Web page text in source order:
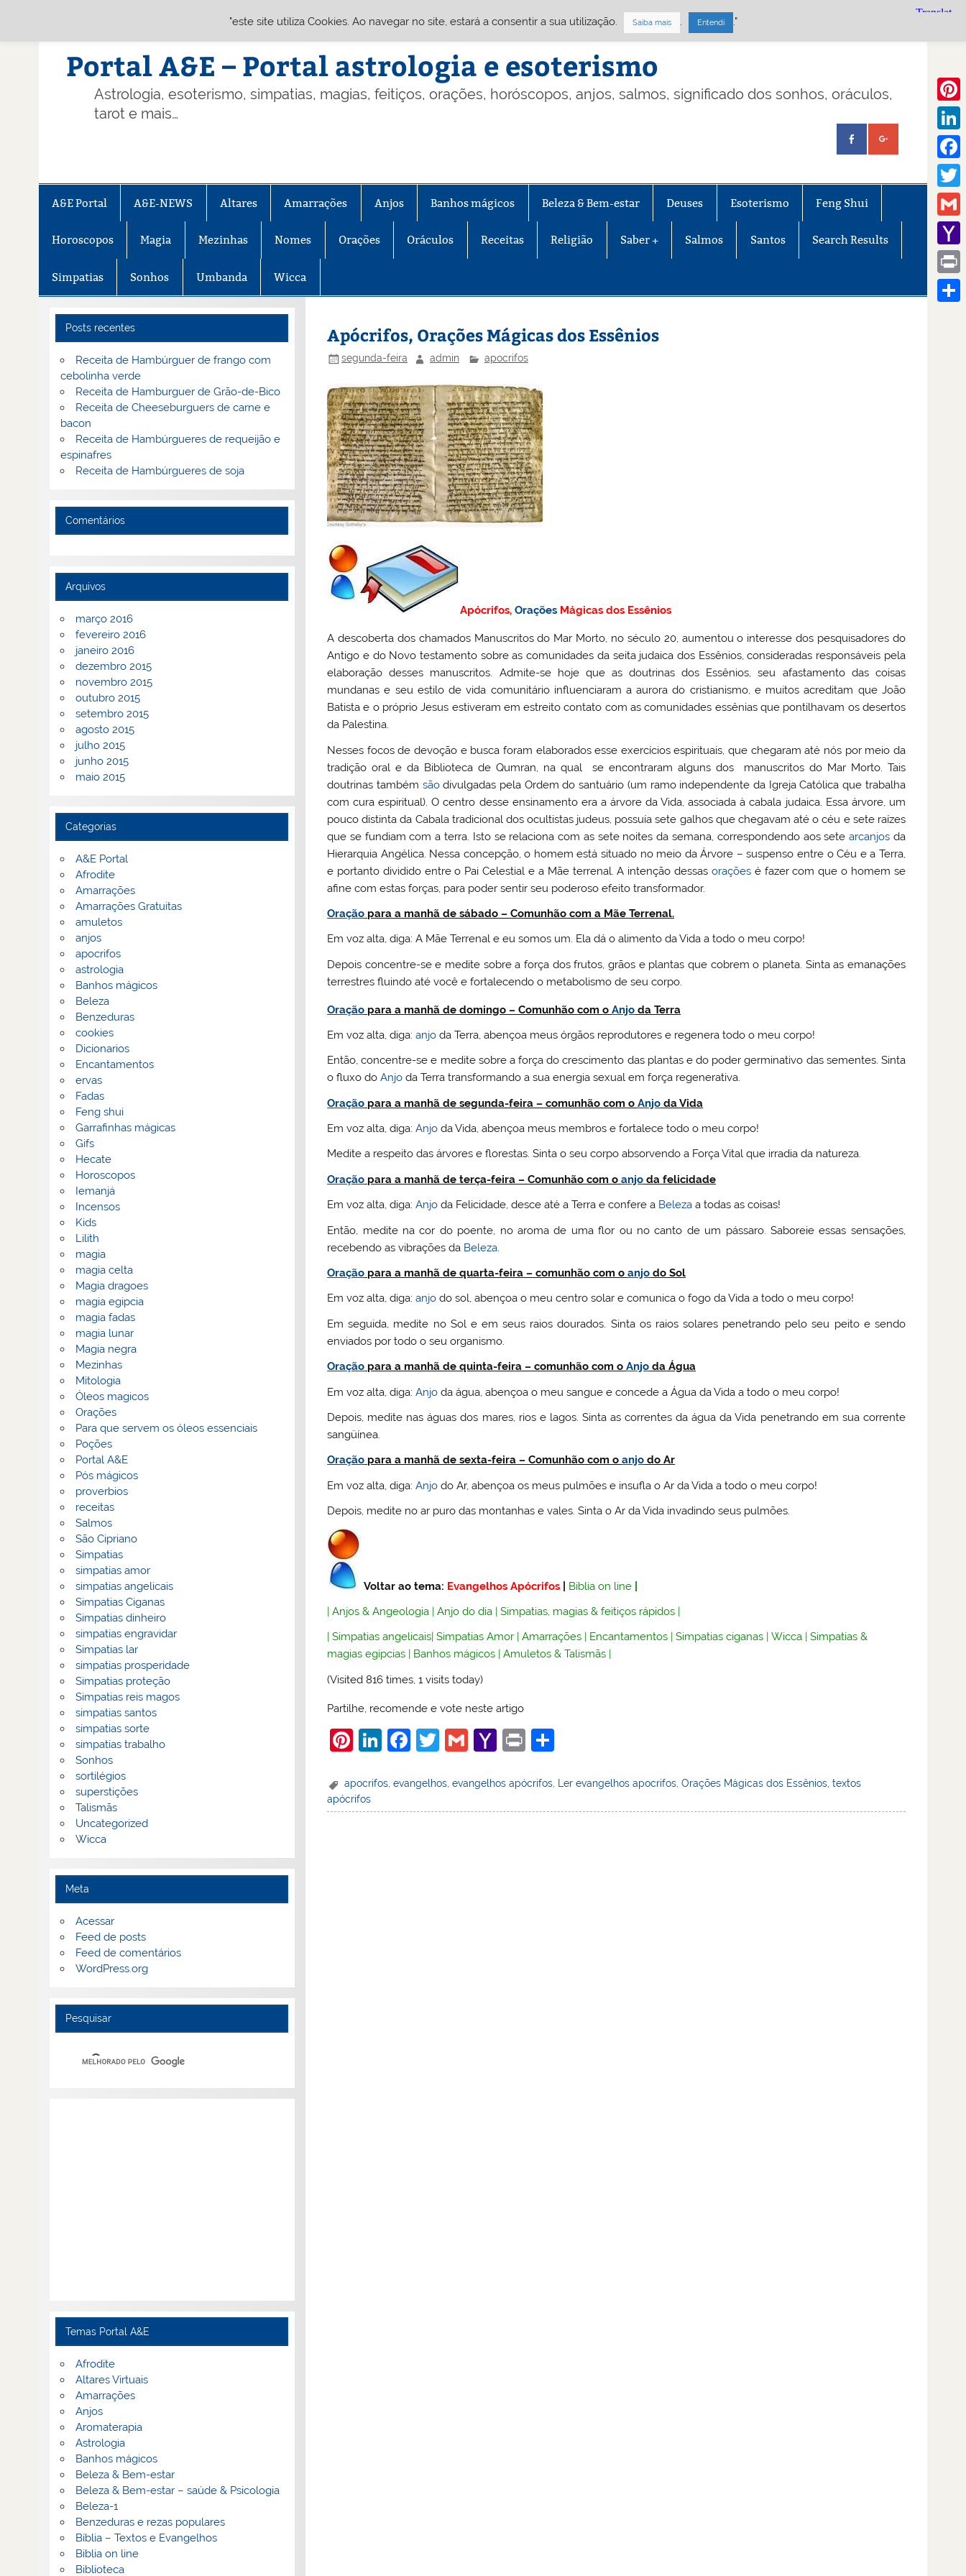
Portal A&E – Portal astrologia e esoterismo
Astrologia, esoterismo, simpatias, magias, feitiços, orações, horóscopos, anjos, salmos, significado dos sonhos, oráculos,
tarot e mais…
A&E Portal A&E-NEWS Altares Amarrações Anjos Banhos mágicos Beleza & Bem-estar Deuses Esoterismo Feng Shui
Horoscopos Magia Mezinhas Nomes Orações Oráculos Receitas Religião Saber + Salmos Santos Search Results
Simpatias Sonhos Umbanda Wicca
Apócrifos, Orações Mágicas dos Essênios
segunda-feira admin apocrifos
Apócrifos,Orações Mágicas dos Essênios
A descoberta dos chamados Manuscritos do Mar Morto, no século 20, aumentou o interesse dos pesquisadores do
Antigo e do Novo testamento sobre as comunidades da seita judaica dos Essênios, consideradas responsáveis pela
elaboração desses manuscritos. Admite-se hoje que as doutrinas dos Essênios, seu afastamento das coisas
mundanas e seu estilo de vida comunitário influenciaram a aurora do cristianismo, e muitos acreditam que João
Batista e o próprio Jesus estiveram em estreito contato com as comunidades essênias que pontilhavam os desertos
da Palestina.
Nesses focos de devoção e busca foram elaborados esse exercícios espirituais, que chegaram até nós por meio da
tradição oral e da Biblioteca de Qumran, na qual se encontraram alguns dos manuscritos do Mar Morto. Tais
doutrinas também sãodivulgadas pela Ordem do santuário (um ramo independente da Igreja Católica que trabalha
com cura espiritual). O centro desse ensinamento era a árvore da Vida, associada à cabala judaica. Essa árvore, um
pouco distinta da Cabala tradicional dos ocultistas judeus, possuía sete galhos que chegavam até o céu e sete raízes
que se fundiam com a terra. Isto se relaciona com as sete noites da semana, correspondendo aos setearcanjos da
Hierarquia Angélica. Nessa concepção, o homem está situado no meio da Árvore – suspenso entre o Céu e a Terra,
e portanto dividido entre o Pai Celestial e a Mãe terrenal. A intenção dessas oraçõesé fazer com que o homem se
afine com estas forças, para poder sentir seu poderoso efeito transformador.
Oração para a manhã de sábado – Comunhão com a Mãe Terrenal.
Em voz alta, diga: A Mãe Terrenal e eu somos um. Ela dá o alimento da Vida a todo o meu corpo!
Depois concentre-se e medite sobre a força dos frutos, grãos e plantas que cobrem o planeta. Sinta as emanações
terrestres fluindo até você e fortalecendo o metabolismo de seu corpo.
Oração para a manhã de domingo – Comunhão com oAnjo da Terra
Em voz alta, diga:anjo da Terra, abençoa meus órgãos reprodutores e regenera todo o meu corpo!
Então, concentre-se e medite sobre a força do crescimento das plantas e do poder germinativo das sementes. Sinta
o fluxo doAnjo da Terra transformando a sua energia sexual em força regenerativa.
Oração para a manhã de segunda-feira – comunhão com oAnjo da Vida
Em voz alta, diga:Anjo da Vida, abençoa meus membros e fortalece todo o meu corpo!
Medite a respeito das árvores e florestas. Sinta o seu corpo absorvendo a Força Vital que irradia da natureza.
Oração para a manhã de terça-feira – Comunhão com oanjo da felicidade
Em voz alta, diga:Anjo da Felicidade, desce até a Terra e confere a Beleza a todas as coisas!
Então, medite na cor do poente, no aroma de uma flor ou no canto de um pássaro. Saboreie essas sensações,
recebendo as vibrações da Beleza.
Oração para a manhã de quarta-feira – comunhão com oanjo do Sol
Em voz alta, diga:anjo do sol, abençoa o meu centro solar e comunica o fogo da Vida a todo o meu corpo!
Em seguida, medite no Sol e em seus raios dourados. Sinta os raios solares penetrando pelo seu peito e sendo
enviados por todo o seu organismo.
Oração para a manhã de quinta-feira – comunhão com oAnjo da Água
Em voz alta, diga:Anjo da água, abençoa o meu sangue e concede a Água da Vida a todo o meu corpo!
Depois, medite nas águas dos mares, rios e lagos. Sinta as correntes da água da Vida penetrando em sua corrente
sangüínea.
Oração para a manhã de sexta-feira – Comunhão com oanjo do Ar
Em voz alta, diga:Anjo do Ar, abençoa os meus pulmões e insufla o Ar da Vida a todo o meu corpo!
Depois, medite no ar puro das montanhas e vales. Sinta o Ar da Vida invadindo seus pulmões.
Voltar ao tema: Evangelhos Apócrifos Biblia on line
|Anjos & Angeologia |Anjo do dia |Simpatias, magias & feitiços rápidos |
|Simpatias angelicais |Simpatias Amor |Amarrações Encantamentos |Simpatias ciganas |Wicca |Simpatias &
magias egípcias
Banhos mágicos |Amuletos & Talismãs
(Visited 816 times, 1 visits today)
Partilhe, recomende e vote neste artigo
Pi
er
e
Li
k
e
F
c
e
T
itt
er
G
ai
l
Y
h
o
Pr
t
ar
e
apocrifos,evangelhos,evangelhos apócrifos, Ler evangelhos apocrifos,Orações Mágicas dos Essênios,textos
apócrifos
Posts recentes
Receita de Hambúrguer de frango com
cebolinha verde
Receita de Hamburguer de Grão-de-Bico
Receita de Cheeseburguers de carne e
bacon
Receita de Hambúrgueres de requeijão e
espinafres
Receita de Hambúrgueres de soja
Comentários
Arquivos
março 2016
fevereiro 2016
janeiro 2016
dezembro 2015
novembro 2015
outubro 2015
setembro 2015
agosto 2015
julho 2015
junho 2015
maio 2015
Categorias
A&E Portal
Afrodite
Amarrações
Amarrações Gratuitas
amuletos
anjos
apocrifos
astrologia
Banhos mágicos
Beleza
Benzeduras
cookies
Dicionarios
Encantamentos
ervas
Fadas
Feng shui
Garrafinhas mágicas
Gifs
Hecate
Horoscopos
Iemanjá
Incensos
Kids
Lilith
magia
magia celta
Magia dragoes
magia egipcia
magia fadas
magia lunar
Magia negra
Mezinhas
Mitologia
Óleos magicos
Orações
Para que servem os óleos essenciais
Poções
Portal A&E
Pós mágicos
proverbios
receitas
Salmos
São Cipriano
Simpatias
simpatias amor
simpatias angelicais
Simpatias Ciganas
Simpatias dinheiro
simpatias engravidar
Simpatias lar
simpatias prosperidade
Simpatias proteção
Simpatias reis magos
simpatias santos
simpatias sorte
simpatias trabalho
Sonhos
sortilégios
superstições
Talismãs
Uncategorized
Wicca
Meta
Acessar
Feed de posts
Feed de comentários
WordPress.org
Pesquisar
Temas Portal A&E
Afrodite
Altares Virtuais
Amarrações
Anjos
Aromaterapia
Astrologia
Banhos mágicos
Beleza & Bem-estar
Beleza & Bem-estar – saúde & Psicologia
Beleza-1
Benzeduras e rezas populares
Bíblia – Textos e Evangelhos
Biblia on line
Biblioteca
Gmail
Mail
Print
"este site utiliza Cookies. Ao navegar no site, estará a consentir a sua utilização. Saiba mais . Entendi ."